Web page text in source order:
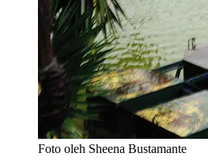
Foto oleh Sheena Bustamante